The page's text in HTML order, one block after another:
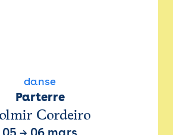
danse
Parterre
Cordeiro